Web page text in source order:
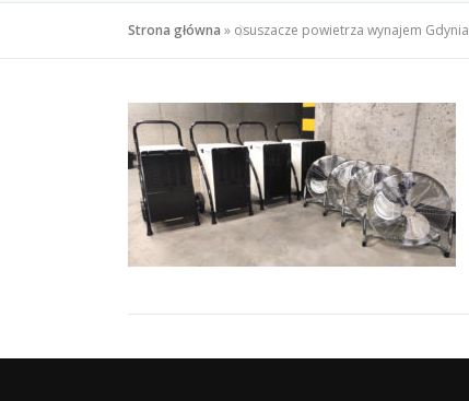
Strona główna » osuszacze powietrza wynajem Gdynia